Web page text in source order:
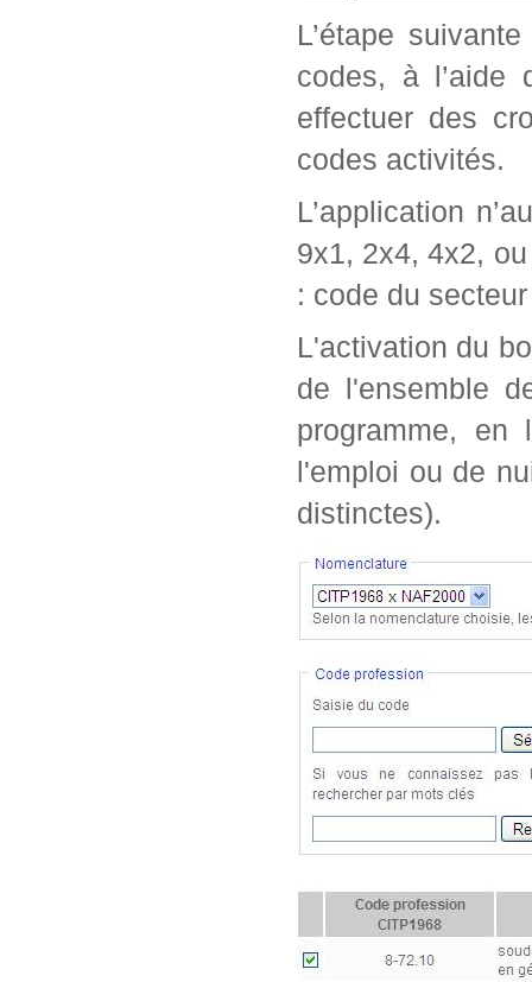
L’étape
codes, à l’aide
effectuer des
codes activités.
L’application
9x1, 2x4, 4x2,
: code du
L'activation du
de l'ensemble
programme, en
l'emploi ou de
distinctes).